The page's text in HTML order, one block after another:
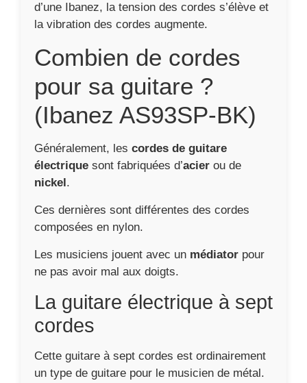
d’une Ibanez, la tension des cordes s’élève et
la vibration des cordes augmente.
Combien de cordes
pour sa guitare ?
(Ibanez AS93SP-BK)
Généralement, les cordes de guitare
électrique sont fabriquées d’acier ou de
nickel.
Ces dernières sont différentes des cordes
composées en nylon.
Les musiciens jouent avec un médiator pour
ne pas avoir mal aux doigts.
La guitare électrique à sept
cordes
Cette guitare à sept cordes est ordinairement
un type de guitare pour le musicien de métal.